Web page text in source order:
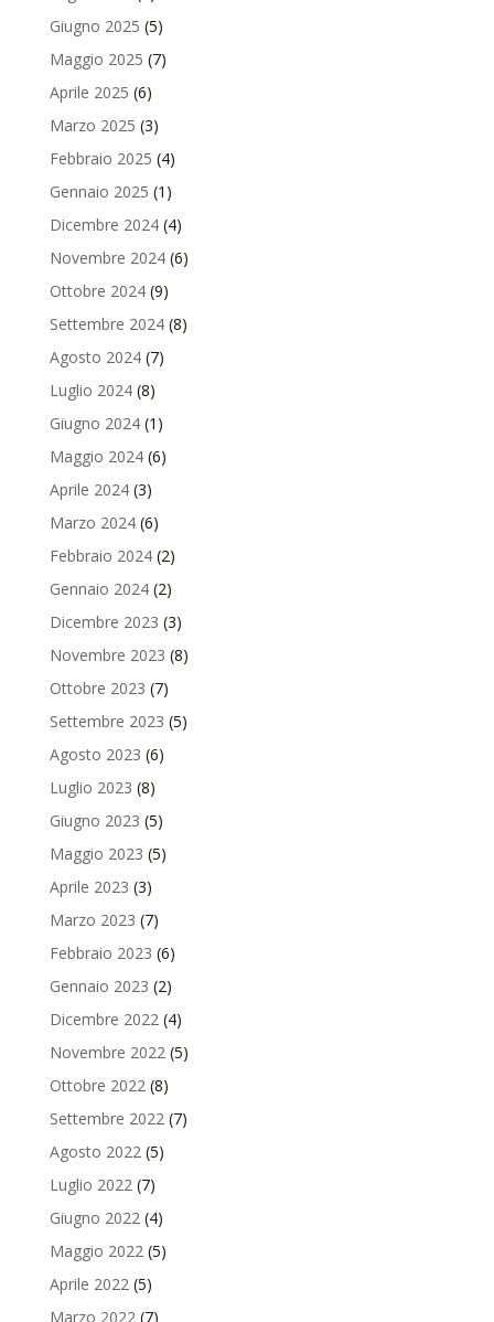
Giugno 2025 (5)
Maggio 2025 (7)
Aprile 2025 (6)
Marzo 2025 (3)
Febbraio 2025 (4)
Gennaio 2025 (1)
Dicembre 2024(4)
Novembre 2024(6)
Ottobre 2024(9)
Settembre 2024(8)
Agosto 2024(7)
Luglio 2024(8)
Giugno 2024(1)
Maggio 2024(6)
Aprile 2024(3)
Marzo 2024(6)
Febbraio 2024(2)
Gennaio 2024(2)
Dicembre 2023 (3)
Novembre 2023 (8)
Ottobre 2023 (7)
Settembre 2023 (5)
Agosto 2023 (6)
Luglio 2023 (8)
Giugno 2023 (5)
Maggio 2023 (5)
Aprile 2023 (3)
Marzo 2023 (7)
Febbraio 2023 (6)
Gennaio 2023 (2)
Dicembre 2022(4)
Novembre 2022(5)
Ottobre 2022(8)
Settembre 2022(7)
Agosto 2022(5)
Luglio 2022(7)
Giugno 2022(4)
Maggio 2022(5)
Aprile 2022(5)
Marzo 2022(7)